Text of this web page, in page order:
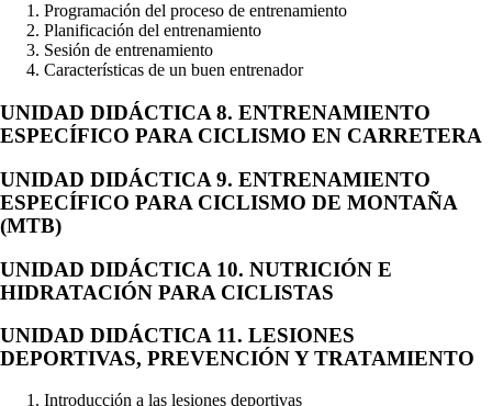
Programación del proceso de entrenamiento
Planificación del entrenamiento
Sesión de entrenamiento
Características de un buen entrenador
UNIDAD DIDÁCTICA 8. ENTRENAMIENTO
ESPECÍFICO PARA CICLISMO EN CARRETERA
UNIDAD DIDÁCTICA 9. ENTRENAMIENTO
ESPECÍFICO PARA CICLISMO DE MONTAÑA
(MTB)
UNIDAD DIDÁCTICA 10. NUTRICIÓN E
HIDRATACIÓN PARA CICLISTAS
UNIDAD DIDÁCTICA 11. LESIONES
DEPORTIVAS, PREVENCIÓN Y TRATAMIENTO
Introducción a las lesiones deportivas